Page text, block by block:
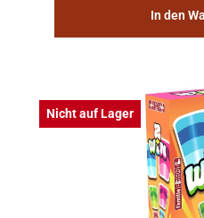
In den
Nicht auf Lager